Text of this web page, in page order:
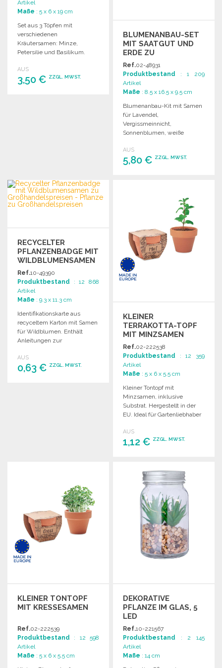
Artikel
Maße : 5 x 6 x 19 cm
Set aus 3 Töpfen mit
verschiedenen
Kräutersamen: Minze,
Petersilie und Basilikum.
Balkonpflanzen.
AUS
3,50 € ZZGL. MWST.
BLUMENANBAU-SET
MIT SAATGUT UND
ERDE ZU
GROSSHANDELSPREISEN
Ref.02-48931
Produktbestand : 1 209
Artikel
Maße : 8.5 x 16.5 x 9.5 cm
Blumenanbau-Kit mit Samen
für Lavendel,
Vergissmeinnicht,
Sonnenblumen, weiße
Anzuchterde.
AUS
5,80 € ZZGL. MWST.
Angebot anfordern
RECYCELTER
PFLANZENBADGE MIT
WILDBLUMENSAMEN
Ref.10-49390
Produktbestand : 12 868
Artikel
Maße : 9.3 x 11.3 cm
Identifikationskarte aus
recyceltem Karton mit Samen
für Wildblumen. Enthält
Anleitungen zur
in Europa.
AUS
0,63 € ZZGL. MWST.
KLEINER
TERRAKOTTA-TOPF
MIT MINZSAMEN
Ref.02-222538
Produktbestand : 12 359
Artikel
Maße : 5 x 6 x 5.5 cm
Kleiner Tontopf mit
Minzsamen, inklusive
Substrat. Hergestellt in der
EU. Ideal für Gartenliebhaber
AUS
1,12 € ZZGL. MWST.
Angebot anfordern
KLEINER TONTOPF
MIT KRESSESAMEN
Ref.02-222539
Produktbestand : 12 598
Artikel
Maße : 5 x 6 x 5.5 cm
DEKORATIVE
PFLANZE IM GLAS, 5
LED
Ref.10-221567
Produktbestand : 2 145
Artikel
Maße : 14 cm